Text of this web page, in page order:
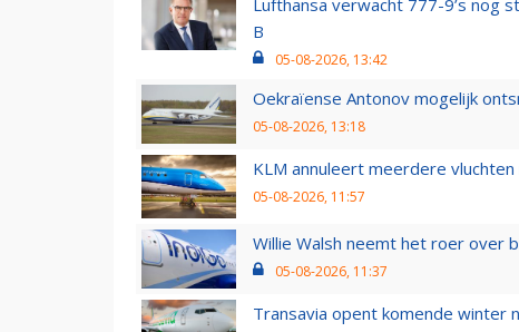
B
05-08-2026, 13:42
Oekraïense Antonov mogelijk
05-08-2026, 13:18
KLM annuleert meerdere
05-08-2026, 11:57
Willie Walsh neemt het roer over
05-08-2026, 11:37
Transavia opent komende winter